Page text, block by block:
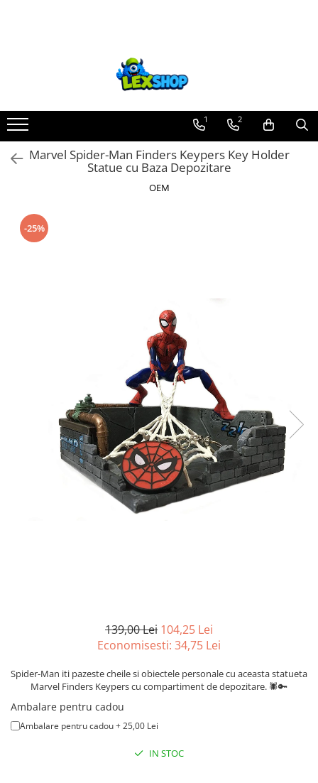
Board Games
Extensii boardgames
Card Games (jocuri cu carti)
Party Games (jocuri de petrecere)
Miniaturi Arkham Horror
Miniaturi HEROCLIX
Accesorii pentru boardgames
Protectii carti (Sleeves)
Deck Boxes/Cutii pentru carti
Portofolii/ Clasoare pentru carti
Merch Lex Hobby Store
Sepci
Tricouri
Postere
1 2
Marvel Spider-Man Finders Keypers Key Holder
Statue cu Baza Depozitare
OEM
-25%
139,00 Lei 104,25 Lei
Economisesti: 34,75 Lei
Spider-Man iti pazeste cheile si obiectele personale cu aceasta statueta
Marvel Finders Keypers cu compartiment de depozitare. 🕷️🔑
Ambalare pentru cadou
Ambalare pentru cadou + 25,00 Lei
IN STOC